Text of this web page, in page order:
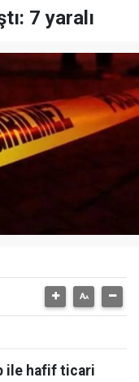
7 yaralı
ile hafif ticari